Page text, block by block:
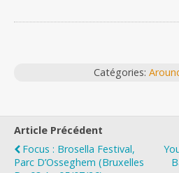
Catégories:
Article Précédent
Focus : Brosella Festival,
Parc D’Osseghem (Bruxelles